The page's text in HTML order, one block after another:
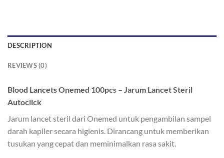
DESCRIPTION
REVIEWS (0)
Blood Lancets Onemed 100pcs – Jarum Lancet Steril
Autoclick
Jarum lancet steril dari Onemed untuk pengambilan sampel
darah kapiler secara higienis. Dirancang untuk memberikan
tusukan yang cepat dan meminimalkan rasa sakit.